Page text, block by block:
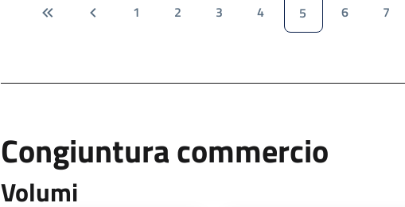
1 2 3 4 5 6 7
Congiuntura commercio
Volumi